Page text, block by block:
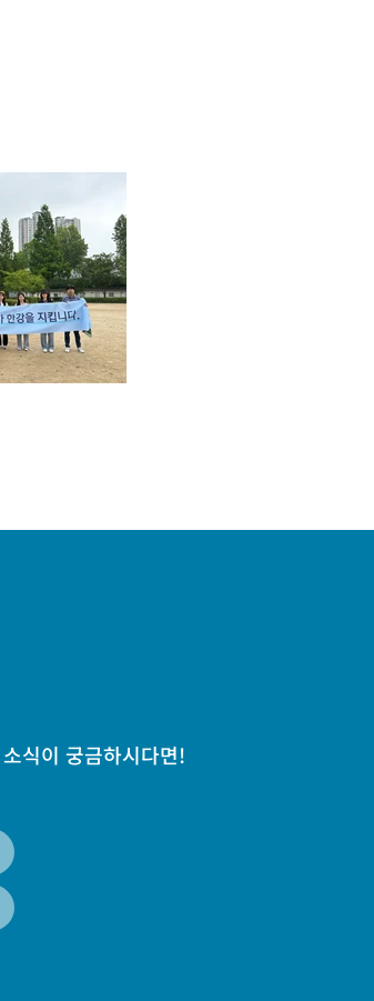
식이 궁금하시다면!